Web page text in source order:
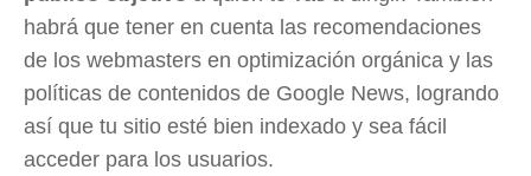
habrá que tener en cuenta las recomendaciones
de los webmasters en optimización orgánica y las
políticas de contenidos de Google News, logrando
así que tu sitio esté bien indexado y sea fácil
acceder para los usuarios.